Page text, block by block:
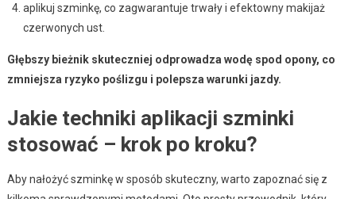
aplikuj szminkę, co zagwarantuje trwały i efektowny makijaż
czerwonych ust.
Głębszy bieżnik skuteczniej odprowadza wodę spod opony, co
zmniejsza ryzyko poślizgu i polepsza warunki jazdy.
Jakie techniki aplikacji szminki
stosować – krok po kroku?
Aby nałożyć szminkę w sposób skuteczny, warto zapoznać się z